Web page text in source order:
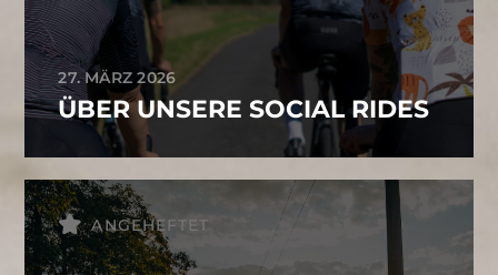
27. MÄRZ 2026
ÜBER UNSERE SOCIAL RIDES
ANGEHEFTET